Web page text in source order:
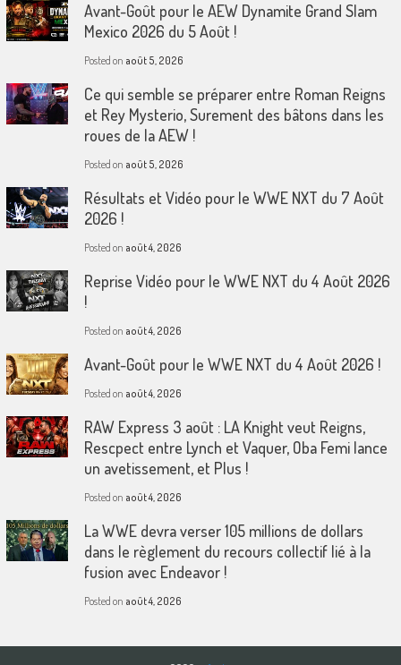
Avant-Goût pour le AEW Dynamite Grand Slam
Mexico 2026 du 5 Août !
Posted on août 5, 2026
Ce qui semble se préparer entre Roman Reigns
et Rey Mysterio, Surement des bâtons dans les
roues de la AEW !
Posted on août 5, 2026
Résultats et Vidéo pour le WWE NXT du 7 Août
2026 !
Posted on août 4, 2026
Reprise Vidéo pour le WWE NXT du 4 Août 2026
!
Posted on août 4, 2026
Avant-Goût pour le WWE NXT du 4 Août 2026 !
Posted on août 4, 2026
RAW Express 3 août : LA Knight veut Reigns,
Rescpect entre Lynch et Vaquer, Oba Femi lance
un avetissement, et Plus !
Posted on août 4, 2026
La WWE devra verser 105 millions de dollars
dans le règlement du recours collectif lié à la
fusion avec Endeavor !
Posted on août 4, 2026